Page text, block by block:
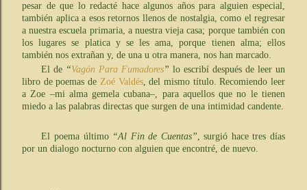
pesar de que lo redacté hace algunos años para alguien especial,
también aplica a esos retornos llenos de nostalgia, como el regresar
a nuestra escuela primaria, a nuestra vieja casa; porque también con
los lugares se platica y se les ama, porque tienen alma; ellos
también nos extrañan y, de una u otra manera, nos han marcado.
El de “Vagón Para Fumadores” lo escribí después de leer un
libro de poemas de Zoé Valdés, del mismo título. Recomiendo leer
a Zoe –mi alma gemela cubana–, para aquellos que no le tienen
miedo a las palabras directas que surgen de una intimidad candente.
El poema último “Al Fin de Cuentas” , surgió hace tres días
por un dialogo nocturno con alguien que encontré, de nuevo.